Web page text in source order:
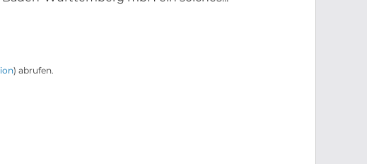
) abrufen.